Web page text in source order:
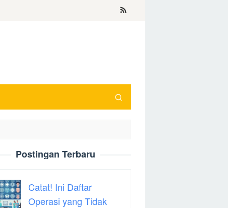
Postingan Terbaru
Catat! Ini Daftar
Operasi yang Tidak